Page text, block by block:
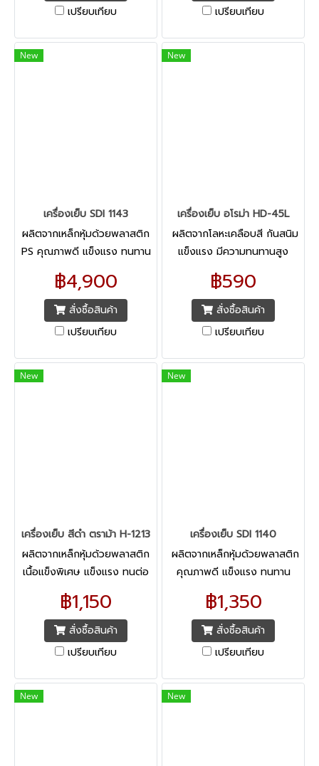
เปรียบเทียบ
เปรียบเทียบ
New
เครื่องเย็บ SDI 1143
ผลิตจากเหล็กหุ้มด้วยพลาสติก
PS คุณภาพดี แข็งแรง ทนทาน
สเกลตั้งระยะความลึกในการเย็บ
และมีที่กั้นล็อค เย็บได้แม่นยำ
฿4,900
สั่งซื้อสินค้า
เปรียบเทียบ
New
เครื่องเย็บ อโรม่า HD-45L
ผลิตจากโลหะเคลือบสี กันสนิม
แข็งแรง มีความทนทานสูง
ปลายด้ามกดหุ้มด้วยพลาสติก
เนื้อแข็ง สีเดียวกับตัวเครื่อง
฿590
สั่งซื้อสินค้า
เปรียบเทียบ
New
เครื่องเย็บ สีดำ ตราม้า H-1213
ผลิตจากเหล็กหุ้มด้วยพลาสติก
เนื้อแข็งพิเศษ แข็งแรง ทนต่อ
แรงกด ด้ามจับพลาสติกแข็ง
พร้อมปุ่มสัมผัส บริเวณปลาย
ด้าม จับถนัดมือ
฿1,150
สั่งซื้อสินค้า
เปรียบเทียบ
New
เครื่องเย็บ SDI 1140
ผลิตจากเหล็กหุ้มด้วยพลาสติก
คุณภาพดี แข็งแรง ทนทาน
สเกลตั้งระยะความลึกในการเย็บ
และมีที่กั้นล็อค เย็บได้แม่นยำ
฿1,350
สั่งซื้อสินค้า
เปรียบเทียบ
New New